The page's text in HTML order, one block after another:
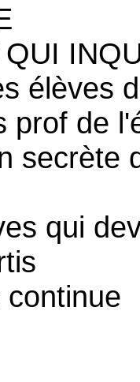
élèves
prof de
secrète
qui
continue